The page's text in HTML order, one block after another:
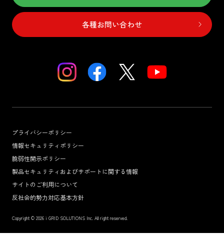
各種お問い合わせ
プライバシーポリシー
情報セキュリティポリシー
脆弱性開示ポリシー
製品セキュリティおよびサポートに関する情報
サイトのご利用について
反社会的勢力対応基本方針
Copyright © 2026 i GRID SOLUTIONS Inc. All right reserved.